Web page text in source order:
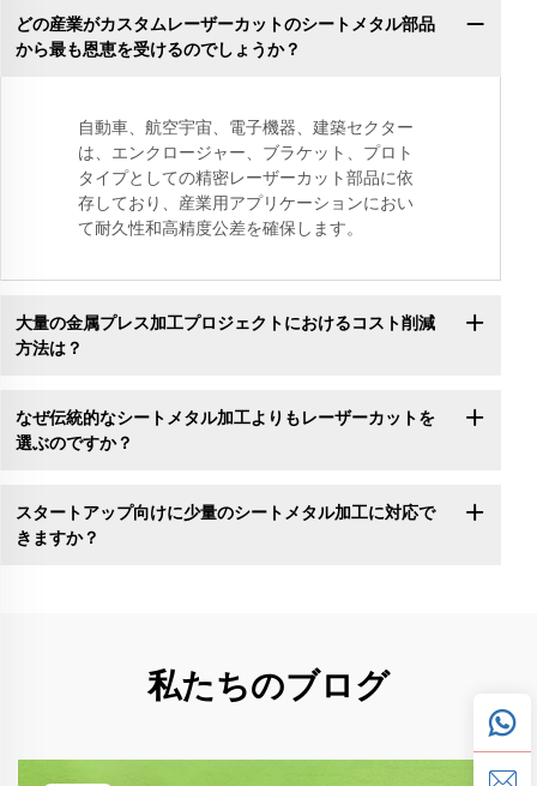
どの産業がカスタムレーザーカットのシートメタル部品
から最も恩恵を受けるのでしょうか？
自動車、航空宇宙、電子機器、建築セクター
は、エンクロージャー、ブラケット、プロト
タイプとしての精密レーザーカット部品に依
存しており、産業用アプリケーションにおい
て耐久性和高精度公差を確保します。
大量の金属プレス加工プロジェクトにおけるコスト削減
方法は？
なぜ伝統的なシートメタル加工よりもレーザーカットを
選ぶのですか？
スタートアップ向けに少量のシートメタル加工に対応で
きますか？
私たちのブログ